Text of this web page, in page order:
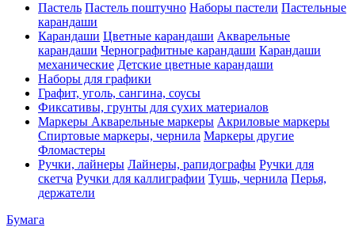
Пастель Пастель поштучно Наборы пастели Пастельные
карандаши
Карандаши Цветные карандаши Акварельные
карандаши Чернографитные карандаши Карандаши
механические Детские цветные карандаши
Наборы для графики
Графит, уголь, сангина, соусы
Фиксативы, грунты для сухих материалов
Маркеры Акварельные маркеры Акриловые маркеры
Спиртовые маркеры, чернила Маркеры другие
Фломастеры
Ручки, лайнеры Лайнеры, рапидографы Ручки для
скетча Ручки для каллиграфии Тушь, чернила Перья,
держатели
Бумага